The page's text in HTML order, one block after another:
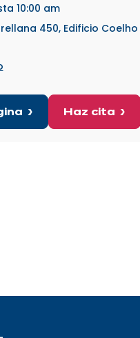
10:00 am
450, Edificio Coelho
Haz cita